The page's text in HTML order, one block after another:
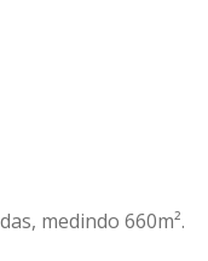
medindo 660m².